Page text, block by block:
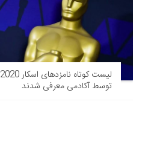
لیست کوتاه نامزدهای اسکار 2020
توسط آکادمی معرفی شدند